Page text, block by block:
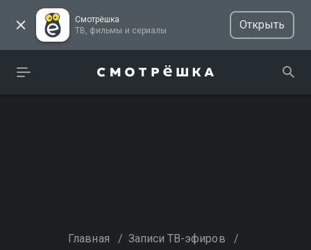
Смотрёшка
ТВ, фильмы и сериалы
Открыть
Главная / Записи ТВ-эфиров /